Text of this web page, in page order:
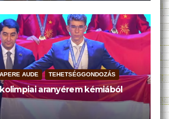
AUDE TEHETSÉGGONDOZÁS
aranyérem kémiából